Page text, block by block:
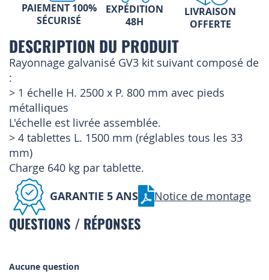
PAIEMENT 100%
SÉCURISÉ
EXPÉDITION
48H
LIVRAISON
OFFERTE
DESCRIPTION DU PRODUIT
Rayonnage galvanisé GV3 kit suivant composé de
:
> 1 échelle H. 2500 x P. 800 mm avec pieds
métalliques
L'échelle est livrée assemblée.
> 4 tablettes L. 1500 mm (réglables tous les 33
mm)
Charge 640 kg par tablette.
GARANTIE 5 ANS Notice de montage
QUESTIONS / RÉPONSES
Aucune question